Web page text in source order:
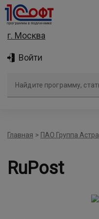
г. Москва
Войти
Главная > ПАО Группа Астра
RuPost